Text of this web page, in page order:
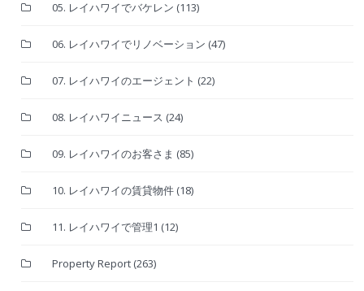
05. レイハワイでバケレン (113)
06. レイハワイでリノベーション (47)
07. レイハワイのエージェント (22)
08. レイハワイニュース (24)
09. レイハワイのお客さま (85)
10. レイハワイの賃貸物件 (18)
11. レイハワイで管理1 (12)
Property Report (263)